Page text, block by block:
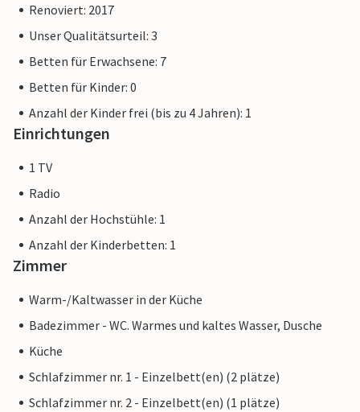
Renoviert: 2017
Unser Qualitätsurteil: 3
Betten für Erwachsene: 7
Betten für Kinder: 0
Anzahl der Kinder frei (bis zu 4 Jahren): 1
Einrichtungen
1 TV
Radio
Anzahl der Hochstühle: 1
Anzahl der Kinderbetten: 1
Zimmer
Warm-/Kaltwasser in der Küche
Badezimmer - WC. Warmes und kaltes Wasser, Dusche
Küche
Schlafzimmer nr. 1 - Einzelbett(en) (2 plätze)
Schlafzimmer nr. 2 - Einzelbett(en) (1 plätze)